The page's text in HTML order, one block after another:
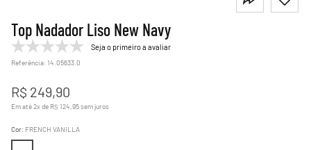
Top Nadador Liso New Navy
Seja o primeiro a avaliar
Referência: 14.05633.0
R$ 249,90
Em até2x de R$ 124 95sem juros
Cor: FRENCH VANILLA